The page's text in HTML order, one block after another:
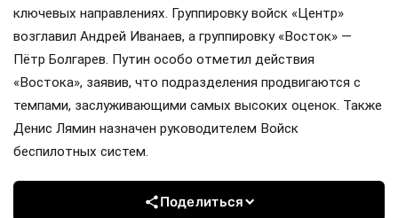
ключевых направлениях. Группировку войск «Центр»
возглавил Андрей Иванаев, а группировку «Восток» —
Пётр Болгарев. Путин особо отметил действия
«Востока», заявив, что подразделения продвигаются с
темпами, заслуживающими самых высоких оценок. Также
Денис Лямин назначен руководителем Войск
беспилотных систем.
Поделиться